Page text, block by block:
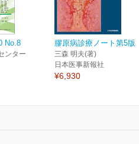
No.8
ンター
膠原病診療ノート第5版
三森 明夫(著)
日本医事新報社
¥6,930